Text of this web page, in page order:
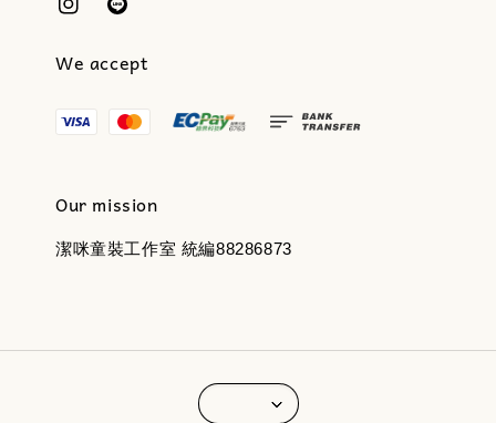
We accept
Our mission
潔咪童裝工作室 統編88286873